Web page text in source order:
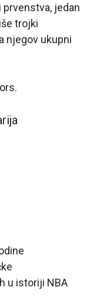
prvenstva, jedan
trojki
njegov ukupni
u istoriji NBA